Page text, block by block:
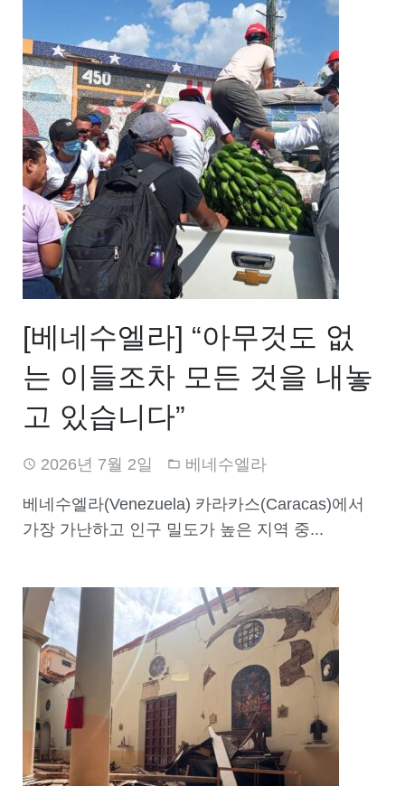
[베네수엘라] “아무것도 없
는 이들조차 모든 것을 내놓
고 있습니다”
2026년 7월 2일 베네수엘라
베네수엘라(Venezuela) 카라카스(Caracas)에서
가장 가난하고 인구 밀도가 높은 지역 중...